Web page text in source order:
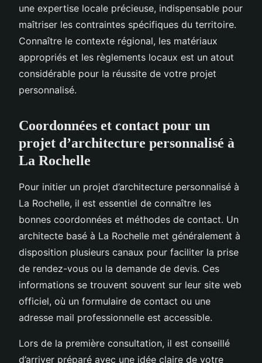
une expertise locale précieuse, indispensable pour
maîtriser les contraintes spécifiques du territoire.
Connaître le contexte régional, les matériaux
appropriés et les règlements locaux est un atout
considérable pour la réussite de votre projet
personnalisé.
Coordonnées et contact pour un
projet d’architecture personnalisé à
La Rochelle
Pour initier un projet d’architecture personnalisé à
La Rochelle, il est essentiel de connaître les
bonnes coordonnées et méthodes de contact. Un
architecte basé à La Rochelle met généralement à
disposition plusieurs canaux pour faciliter la prise
de rendez-vous ou la demande de devis. Ces
informations se trouvent souvent sur leur site web
officiel, où un formulaire de contact ou une
adresse mail professionnelle est accessible.
Lors de la première consultation, il est conseillé
d’arriver préparé avec une idée claire de votre